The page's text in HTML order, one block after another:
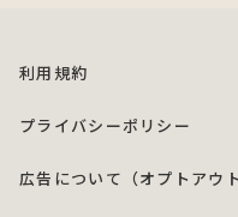
利用規約
プライバシーポリシー
広告について（オプトアウト